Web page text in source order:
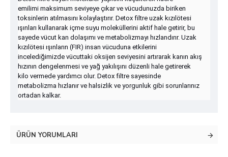
emilimi maksimum seviyeye çıkar ve vücudunuzda biriken
toksinlerin atılmasını kolaylaştırır. Detox filtre uzak kızılötesi
ışınları kullanarak içme suyu moleküllerini aktif hale getirir, bu
sayede vücut kan dolaşımı ve metabolizmayı hızlandırır. Uzak
kızılötesi ışınların (FIR) insan vücuduna etkilerini
incelediğimizde vücuttaki oksijen seviyesini artırarak kanın akış
hızının dengelenmesi ve yağ yakılışını düzenli hale getirerek
kilo vermede yardımcı olur. Detox filtre sayesinde
metabolizma hızlanır ve halsizlik ve yorgunluk gibi sorunlarınız
ortadan kalkar.
ÜRÜN YORUMLARI